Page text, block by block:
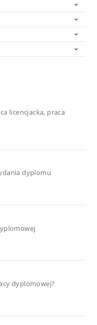
licencjacka, praca
dyplomu
dyplomowej?